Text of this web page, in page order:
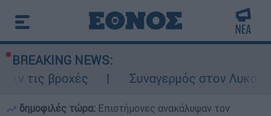
BREAKING NEWS:
Συναγερμός στον Λυκαβηττό: Σορός
δημοφιλές τώρα: Επιστήμονες ανακάλυψαν τον